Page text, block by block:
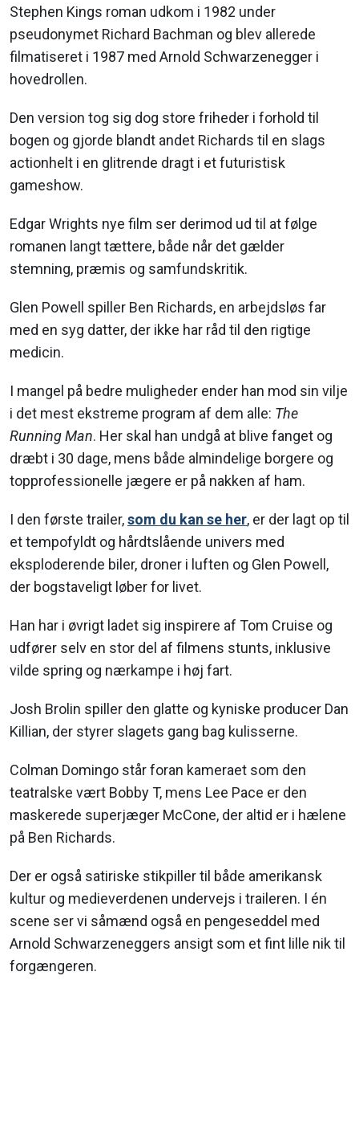
Stephen Kings roman udkom i 1982 under
pseudonymet Richard Bachman og blev allerede
filmatiseret i 1987 med Arnold Schwarzenegger i
hovedrollen.
Den version tog sig dog store friheder i forhold til
bogen og gjorde blandt andet Richards til en slags
actionhelt i en glitrende dragt i et futuristisk
gameshow.
Edgar Wrights nye film ser derimod ud til at følge
romanen langt tættere, både når det gælder
stemning, præmis og samfundskritik.
Glen Powell spiller Ben Richards, en arbejdsløs far
med en syg datter, der ikke har råd til den rigtige
medicin.
I mangel på bedre muligheder ender han mod sin vilje
i det mest ekstreme program af dem alle: The
Running Man. Her skal han undgå at blive fanget og
dræbt i 30 dage, mens både almindelige borgere og
topprofessionelle jægere er på nakken af ham.
I den første trailer,som du kan se her, er der lagt op til
et tempofyldt og hårdtslående univers med
eksploderende biler, droner i luften og Glen Powell,
der bogstaveligt løber for livet.
Han har i øvrigt ladet sig inspirere af Tom Cruise og
udfører selv en stor del af filmens stunts, inklusive
vilde spring og nærkampe i høj fart.
Josh Brolin spiller den glatte og kyniske producer Dan
Killian, der styrer slagets gang bag kulisserne.
Colman Domingo står foran kameraet som den
teatralske vært Bobby T, mens Lee Pace er den
maskerede superjæger McCone, der altid er i hælene
på Ben Richards.
Der er også satiriske stikpiller til både amerikansk
kultur og medieverdenen undervejs i traileren. I én
scene ser vi såmænd også en pengeseddel med
Arnold Schwarzeneggers ansigt som et fint lille nik til
forgængeren.